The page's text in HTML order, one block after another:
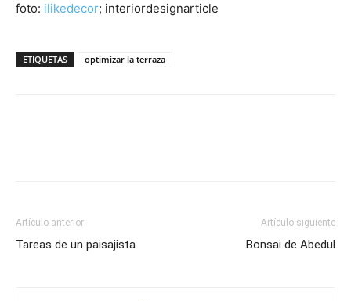
foto: ilikedecor; interiordesignarticle
ETIQUETAS optimizar la terraza
Artículo anterior
Tareas de un paisajista
Artículo siguiente
Bonsai de Abedul